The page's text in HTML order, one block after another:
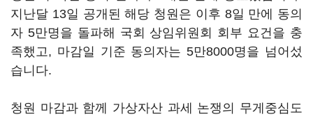
지난달 13일 공개된 해당 청원은 이후 8일 만에 동의
자 5만명을 돌파해 국회 상임위원회 회부 요건을 충
족했고, 마감일 기준 동의자는 5만8000명을 넘어섰
습니다.
청원 마감과 함께 가상자산 과세 논쟁의 무게중심도